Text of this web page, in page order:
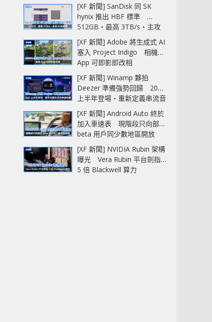
[XF 新聞] SanDisk 同 SK
hynix 推出 HBF 標準
512GB‧最高 3TB/s‧主攻
AI 記憶體
[XF 新聞] Adobe 將生成式 AI
塞入 Project Indigo 相機
App 可即影即改相
[XF 新聞] Winamp 夥拍
Deezer 準備強勢回歸 2027
上半年登場‧重新定義串流音
樂播放器
[XF 新聞] Android Auto 終於
加入車速表 現階段只向部分
beta 用戶同少數地區開放
[XF 新聞] NVIDIA Rubin 架構
曝光 Vera Rubin 平台劍指
5 倍 Blackwell 算力